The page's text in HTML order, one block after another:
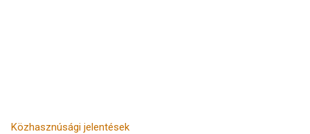
Közhasznúsági jelentések